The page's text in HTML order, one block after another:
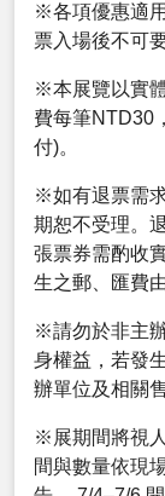
※各項優惠適
票入場後不可
※本展覽以實
費每筆NTD30
付)。
※如有退票需
期恕不受理。
張票券需酌收
生之郵、匯費
※請勿於非主
身權益，若發
辦單位及相關
※展期間將視
間與數量依現